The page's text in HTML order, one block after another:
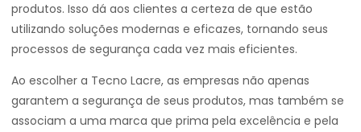
produtos. Isso dá aos clientes a certeza de que estão
utilizando soluções modernas e eficazes, tornando seus
processos de segurança cada vez mais eficientes.
Ao escolher a Tecno Lacre, as empresas não apenas
garantem a segurança de seus produtos, mas também se
associam a uma marca que prima pela excelência e pela